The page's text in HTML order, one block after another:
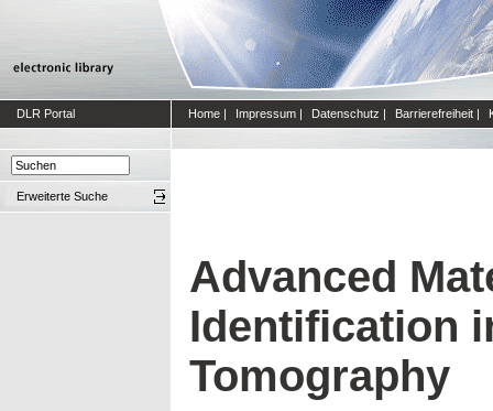
DLR Portal Home | Impressum | Datenschutz | Barrierefreiheit |
Erweiterte Suche
Advanced
Identification
Tomography